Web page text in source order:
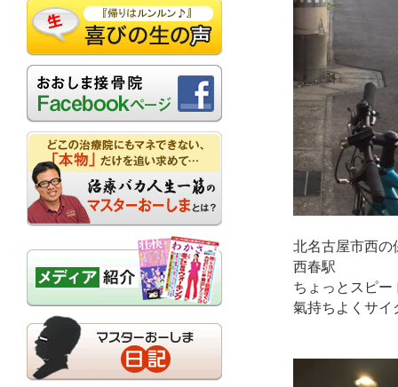
北名古屋市西の
西春駅
ちょっとスピー
氣持ちよく サイ